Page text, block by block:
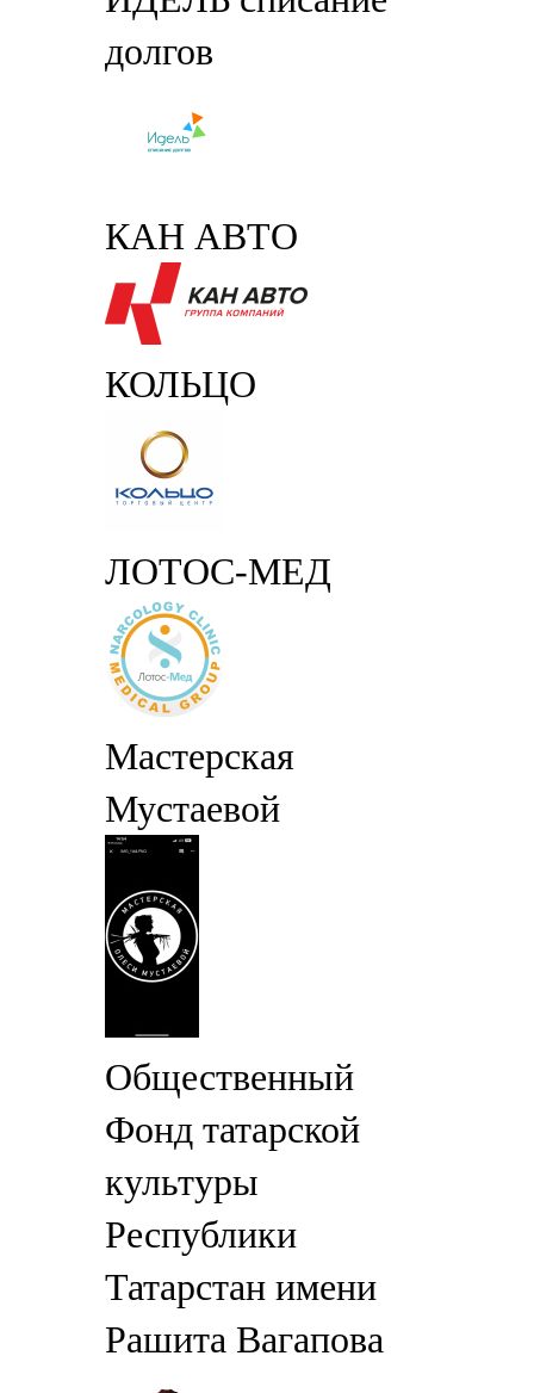
долгов
КАН АВТО
КОЛЬЦО
ЛОТОС-МЕД
Мастерская
Мустаевой
Общественный
Фонд татарской
культуры
Республики
Татарстан имени
Рашита Вагапова